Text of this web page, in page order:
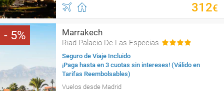
312€
5 Marrakech
Riad Palacio De Las Especias
Seguro de Viaje Incluido
¡Paga hasta en 3 cuotas sin intereses! (Válido en
Tarifas Reembolsables)
Vuelos desde Madrid